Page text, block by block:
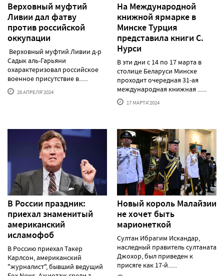
Верховный муфтий
Ливии дал фатву
против российской
оккупации
Верховный муфтий Ливии д-р
Садык аль-Гарьяни
охарактеризовал российское
военное присутствие в......
28 АПРЕЛЯ'2024
На Международной
книжной ярмарке в
Минске Турция
представила книги С.
Нурси
В эти дни с 14 по 17 марта в
столице Беларуси Минске
проходит очередная 31-ая
международная книжная ......
17 МАРТА'2024
В России праздник:
приехал знаменитый
американский
исламофоб
В Россию приехал Такер
Карлсон, американский
"журналист", бывший ведущий
Новый король Малайзии
не хочет быть
марионеткой
Султан Ибрагим Искандар,
наследный правитель султаната
Джохор, был приведен к
присяге как 17-й......